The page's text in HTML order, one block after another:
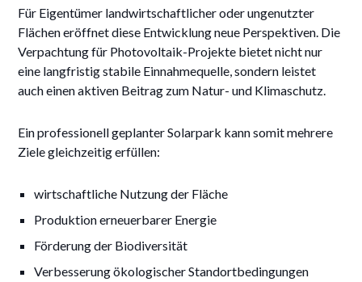
Für Eigentümer landwirtschaftlicher oder ungenutzter
Flächen eröffnet diese Entwicklung neue Perspektiven. Die
Verpachtung für Photovoltaik-Projekte bietet nicht nur
eine langfristig stabile Einnahmequelle, sondern leistet
auch einen aktiven Beitrag zum Natur- und Klimaschutz.
Ein professionell geplanter Solarpark kann somit mehrere
Ziele gleichzeitig erfüllen:
wirtschaftliche Nutzung der Fläche
Produktion erneuerbarer Energie
Förderung der Biodiversität
Verbesserung ökologischer Standortbedingungen